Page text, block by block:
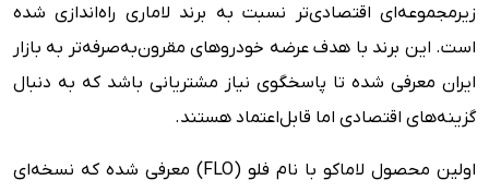
زیرمجموعه‌ای اقتصادی‌تر نسبت به برند لاماری راه‌اندازی شده
است. این برند با هدف عرضه خودروهای مقرون‌به‌صرفه‌تر به بازار
ایران معرفی شده تا پاسخگوی نیاز مشتریانی باشد که به دنبال
گزینه‌های اقتصادی اما قابل‌اعتماد هستند.
اولین محصول لاماکو با نام فلو (FLO) معرفی شده که نسخه‌ای